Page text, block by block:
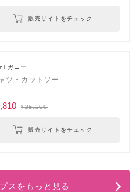
販売サイトをチェック
ガニー
ツ・カットソー
¥35,200
販売サイトをチェック
スをもっと見る